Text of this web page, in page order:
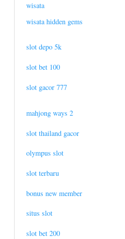
wisata
wisata hidden gems
slot depo 5k
slot bet 100
slot gacor 777
mahjong ways 2
slot thailand gacor
olympus slot
slot terbaru
bonus new member
situs slot
slot bet 200